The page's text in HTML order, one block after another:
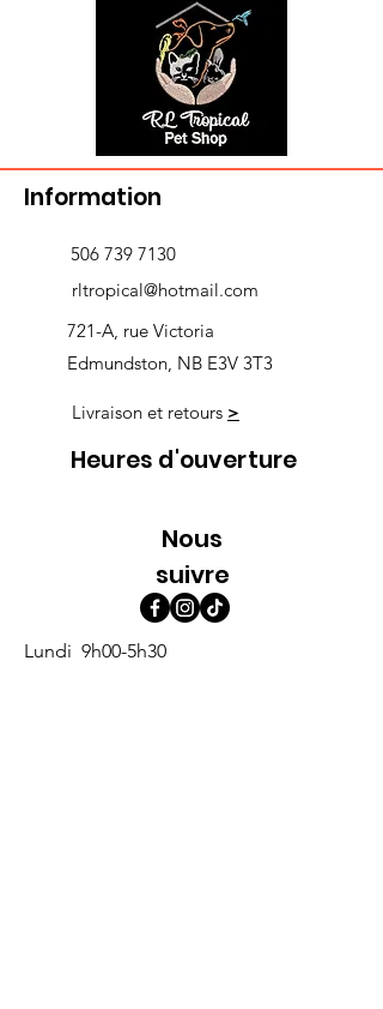
Information
506 739 7130
rltropical@hotmail.com
721-A, rue Victoria
Edmundston, NB E3V 3T3
Livraison et retours >
Heures d'ouverture
Nous
suivre
Lundi 9h00-5h30